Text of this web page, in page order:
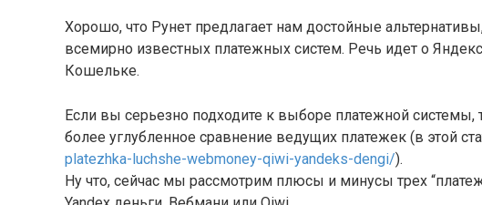
Хорошо, что Рунет предлагает нам достойные
всемирно известных платежных систем. Речь идет о
Кошельке.
Если вы серьезно подходите к выборе платежной системы,
более углубленное сравнение ведущих платежек (в этой
platezhka-luchshe-webmoney-qiwi-yandeks-dengi/).
Ну что, cейчас мы рассмотрим плюсы и минусы трех